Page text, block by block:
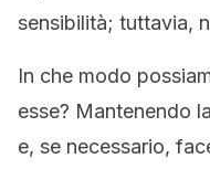
sensibilità; tuttavia,
In che modo
esse? Mantenendo
e, se necessario,